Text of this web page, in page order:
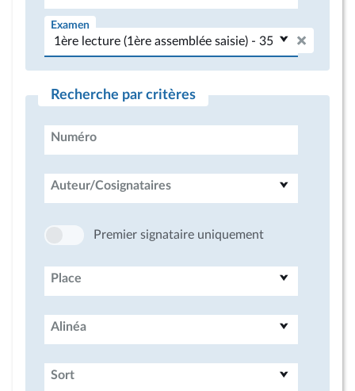
Examen
Recherche par critères
Numéro
Auteur/Cosignataires
Premier signataire uniquement
Place
Alinéa
Sort